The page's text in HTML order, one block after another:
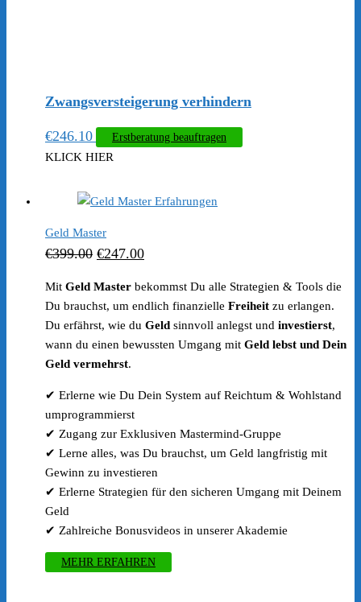
Zwangsversteigerung verhindern
€246.10 Erstberatung beauftragen
KLICK HIER
Geld Master
€399.00 Ursprünglicher
€399.00
€247.00Aktueller
ist:
€247.00.
Mit Geld Master bekommst Du alle Strategien & Tools die
Du brauchst, um endlich finanzielle Freiheit zu erlangen.
Du erfährst, wie du Geld sinnvoll anlegst und investierst,
wann du einen bewussten Umgang mit Geld lebst und Dein
Geld vermehrst.
✔ Erlerne wie Du Dein System auf Reichtum & Wohlstand
umprogrammierst
✔ Zugang zur Exklusiven Mastermind-Gruppe
✔ Lerne alles, was Du brauchst, um Geld langfristig mit
Gewinn zu investieren
✔ Erlerne Strategien für den sicheren Umgang mit Deinem
Geld
✔ Zahlreiche Bonusvideos in unserer Akademie
MEHR ERFAHREN